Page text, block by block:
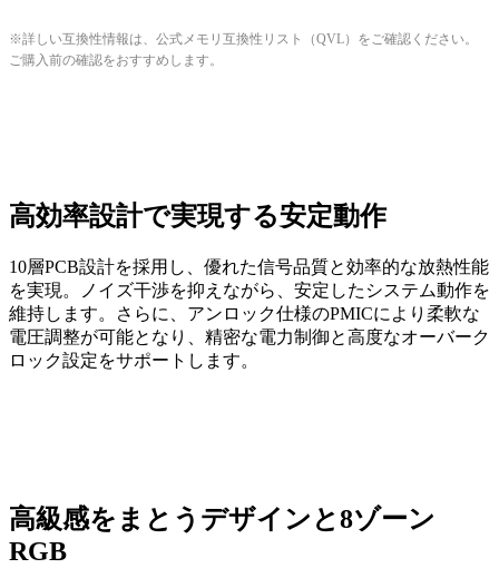
※詳しい互換性情報は、公式メモリ互換性リスト（QVL）をご確認ください。
ご購入前の確認をおすすめします。
高効率設計で実現する安定動作
10層PCB設計を採用し、優れた信号品質と効率的な放熱性能
を実現。ノイズ干渉を抑えながら、安定したシステム動作を
維持します。さらに、アンロック仕様のPMICにより柔軟な
電圧調整が可能となり、精密な電力制御と高度なオーバーク
ロック設定をサポートします。
高級感をまとうデザインと8ゾーン
RGB